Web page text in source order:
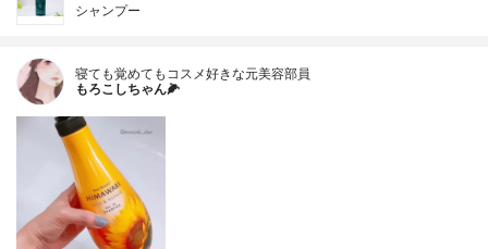
シャンプー
寝ても覚めてもコスメ好きな元美容部員
もろこしちゃん🌽